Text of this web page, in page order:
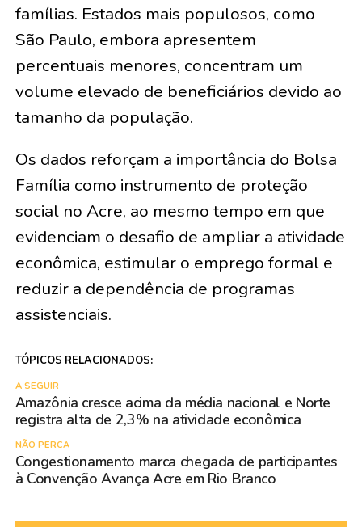
famílias. Estados mais populosos, como
São Paulo, embora apresentem
percentuais menores, concentram um
volume elevado de beneficiários devido ao
tamanho da população.
Os dados reforçam a importância do Bolsa
Família como instrumento de proteção
social no Acre, ao mesmo tempo em que
evidenciam o desafio de ampliar a atividade
econômica, estimular o emprego formal e
reduzir a dependência de programas
assistenciais.
TÓPICOS RELACIONADOS:
A SEGUIR
Amazônia cresce acima da média nacional e Norte
registra alta de 2,3% na atividade econômica
NÃO PERCA
Congestionamento marca chegada de participantes
à Convenção Avança Acre em Rio Branco